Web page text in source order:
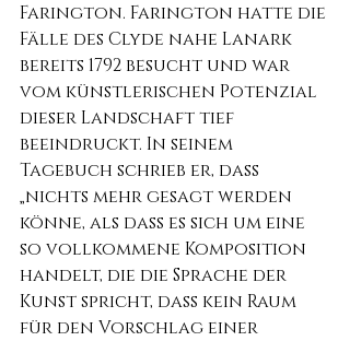
Farington. Farington hatte die
Fälle des Clyde nahe Lanark
bereits 1792 besucht und war
vom künstlerischen Potenzial
dieser Landschaft tief
beeindruckt. In seinem
Tagebuch schrieb er, dass
„nichts mehr gesagt werden
könne, als dass es sich um eine
so vollkommene Komposition
handelt, die die Sprache der
Kunst spricht, dass kein Raum
für den Vorschlag einer